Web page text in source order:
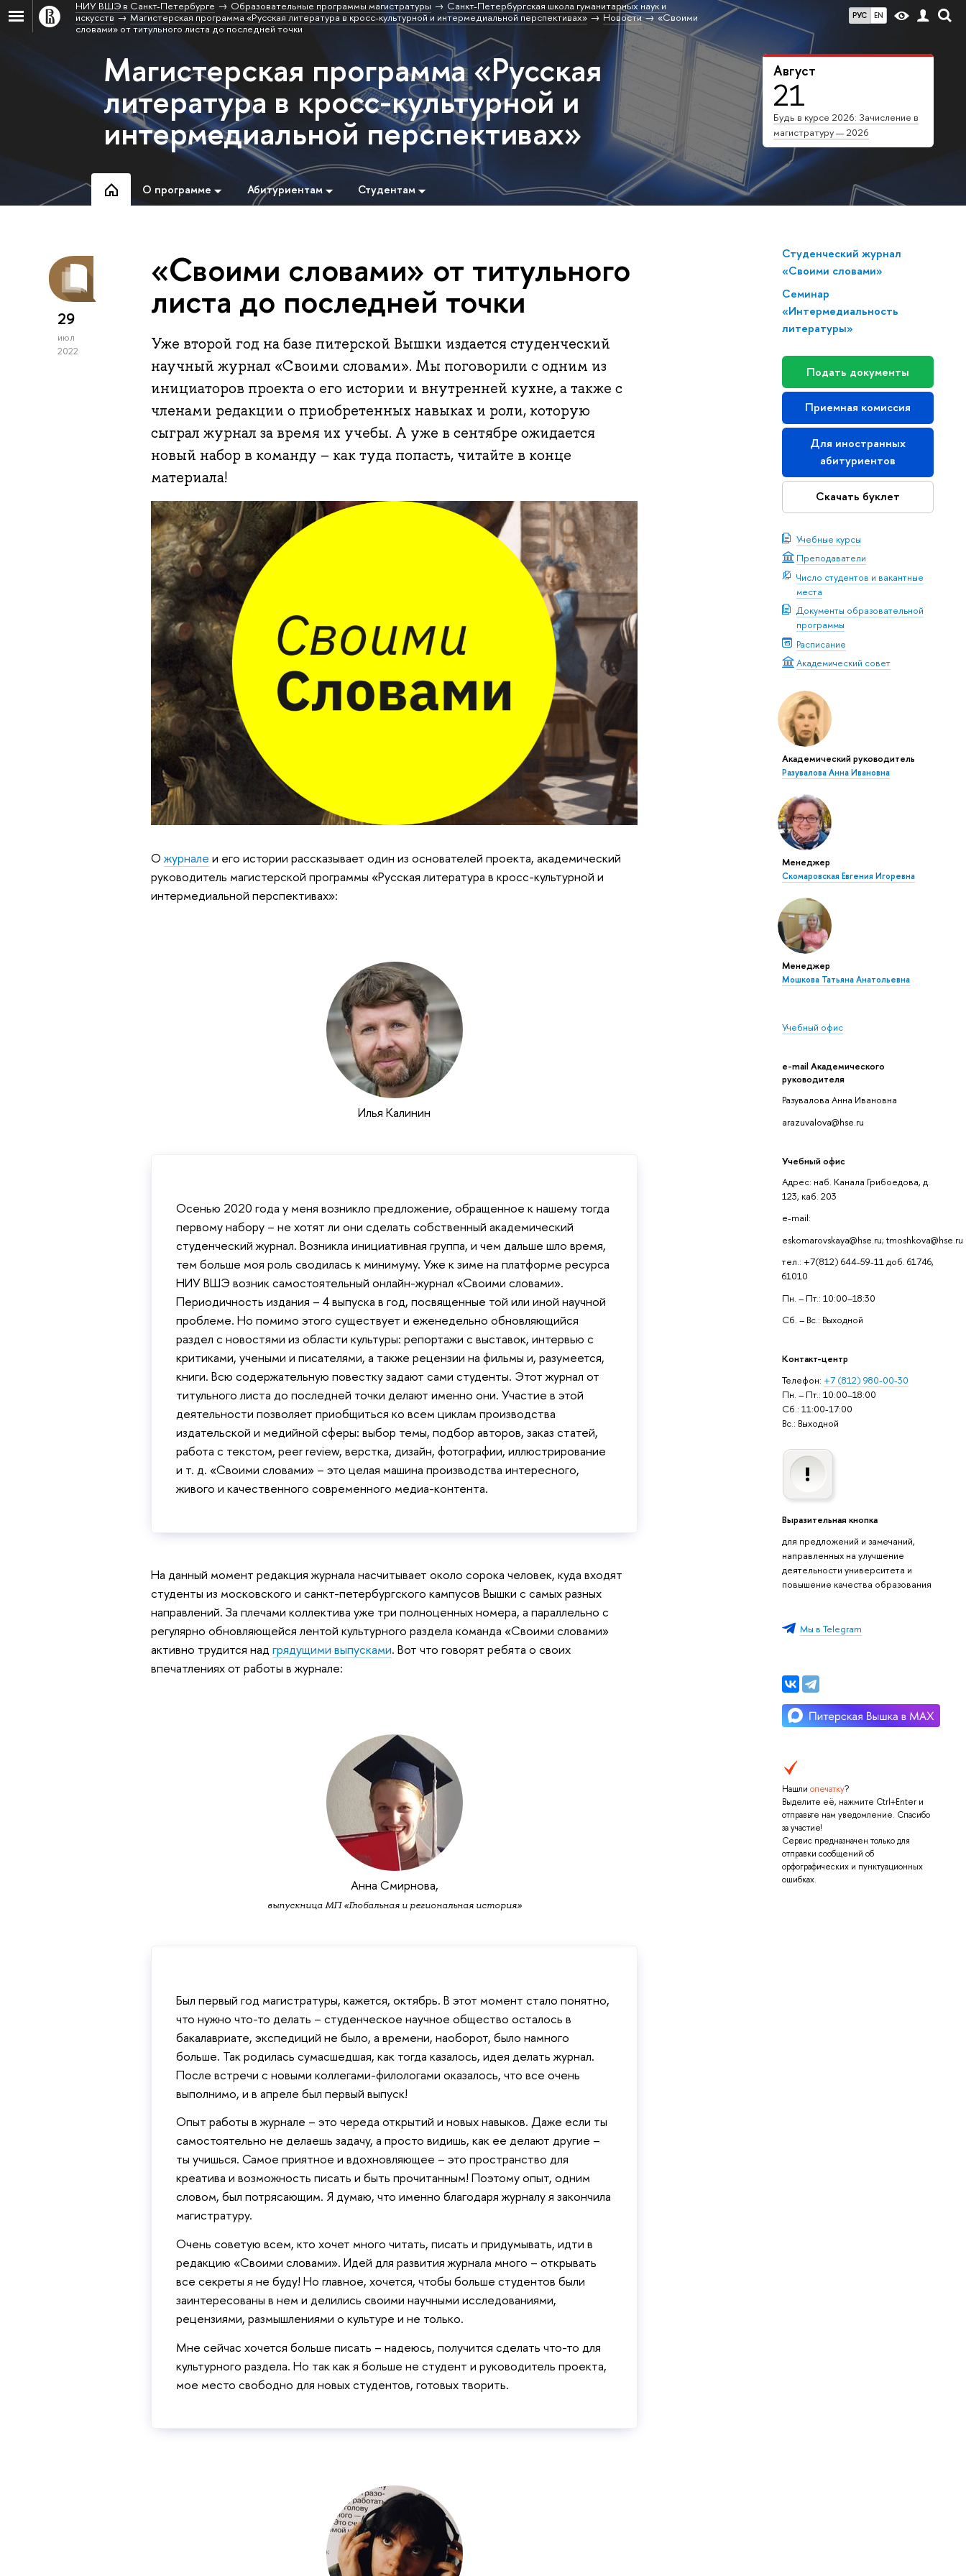
РУС EN
НИУ ВШЭ в Санкт-Петербурге Образовательные программы магистратуры
Санкт-Петербургская школа гуманитарных наук и
искусств
Магистерская программа «Русская литература в кросс-культурной и интермедиальной перспективах» Новости
«Своими
словами» от титульного листа до последней точки
Август
21
Будь в курсе 2026: Зачисление в
магистратуру — 2026
Магистерская программа «Русская
литература в кросс-культурной и
интермедиальной перспективах»
О программе Абитуриентам Студентам
Студенческий журнал
«Своими словами»
Семинар
«Интермедиальность
литературы»
Подать документы
Приемная комиссия
Для иностранных
абитуриентов
Скачать буклет
Учебные курсы
Преподаватели
Число студентов и вакантные
места
Документы образовательной
программы
Расписание
Академический совет
Академический руководитель
Разувалова Анна Ивановна
Менеджер
Скомаровская Евгения Игоревна
Менеджер
Мошкова Татьяна Анатольевна
Учебный офис
e-mail Академического
руководителя
Разувалова Анна Ивановна
arazuvalova@hse.ru
Учебный офис
Адрес: наб. Канала Грибоедова, д.
123, каб. 203
e-mail:
eskomarovskaya@hse.ru; tmoshkova@hse.ru
тел.: +7(812) 644-59-11 доб. 61746,
61010
Пн. – Пт.: 10:00–18:30
Сб. – Вс.: Выходной
Контакт-центр
Телефон: +7 (812) 980-00-30
Пн. – Пт.: 10:00–18:00
Сб.: 11:00-17:00
Вс.: Выходной
Выразительная кнопка
для предложений и замечаний,
направленных на улучшение
деятельности университета и
повышение качества образования
Мы в Telegram
Нашли опечатку?
Выделите её, нажмите Ctrl+Enter и
отправьте нам уведомление. Спасибо
за участие!
Сервис предназначен только для
отправки сообщений об
орфографических и пунктуационных
ошибках.
29
июл
2022
«Своими словами» от титульного
листа до последней точки
Уже второй год на базе питерской Вышки издается студенческий
научный журнал «Своими словами». Мы поговорили с одним из
инициаторов проекта о его истории и внутренней кухне, а также с
членами редакции о приобретенных навыках и роли, которую
сыграл журнал за время их учебы. А уже в сентябре ожидается
новый набор в команду – как туда попасть, читайте в конце
материала!
Ожурнале и его истории рассказывает один из основателей проекта, академический
руководитель магистерской программы «Русская литература в кросс-культурной и
интермедиальной перспективах»:
Илья Калинин
Осенью 2020 года у меня возникло предложение, обращенное к нашему тогда
первому набору – не хотят ли они сделать собственный академический
студенческий журнал. Возникла инициативная группа, и чем дальше шло время,
тем больше моя роль сводилась к минимуму. Уже к зиме на платформе ресурса
НИУ ВШЭ возник самостоятельный онлайн-журнал «Своими словами».
Периодичность издания – 4 выпуска в год, посвященные той или иной научной
проблеме. Но помимо этого существует и еженедельно обновляющийся
раздел с новостями из области культуры: репортажи с выставок, интервью с
критиками, учеными и писателями, а также рецензии на фильмы и, разумеется,
книги. Всю содержательную повестку задают сами студенты. Этот журнал от
титульного листа до последней точки делают именно они. Участие в этой
деятельности позволяет приобщиться ко всем циклам производства
издательской и медийной сферы: выбор темы, подбор авторов, заказ статей,
работа с текстом, peer review, верстка, дизайн, фотографии, иллюстрирование
и т. д. «Своими словами» – это целая машина производства интересного,
живого и качественного современного медиа-контента.
На данный момент редакция журнала насчитывает около сорока человек, куда входят
студенты из московского и санкт-петербургского кампусов Вышки с самых разных
направлений. За плечами коллектива уже три полноценных номера, а параллельно с
регулярно обновляющейся лентой культурного раздела команда «Своими словами»
активно трудится над грядущими выпусками. Вот что говорят ребята о своих
впечатлениях от работы в журнале:
Анна Смирнова,
выпускница МП «Глобальная и региональная история»
Был первый год магистратуры, кажется, октябрь. В этот момент стало понятно,
что нужно что-то делать – студенческое научное общество осталось в
бакалавриате, экспедиций не было, а времени, наоборот, было намного
больше. Так родилась сумасшедшая, как тогда казалось, идея делать журнал.
После встречи с новыми коллегами-филологами оказалось, что все очень
выполнимо, и в апреле был первый выпуск!
Опыт работы в журнале – это череда открытий и новых навыков. Даже если ты
самостоятельно не делаешь задачу, а просто видишь, как ее делают другие –
ты учишься. Самое приятное и вдохновляющее – это пространство для
креатива и возможность писать и быть прочитанным! Поэтому опыт, одним
словом, был потрясающим. Я думаю, что именно благодаря журналу я закончила
магистратуру.
Очень советую всем, кто хочет много читать, писать и придумывать, идти в
редакцию «Своими словами». Идей для развития журнала много – открывать
все секреты я не буду! Но главное, хочется, чтобы больше студентов были
заинтересованы в нем и делились своими научными исследованиями,
рецензиями, размышлениями о культуре и не только.
Мне сейчас хочется больше писать – надеюсь, получится сделать что-то для
культурного раздела. Но так как я больше не студент и руководитель проекта,
мое место свободно для новых студентов, готовых творить.